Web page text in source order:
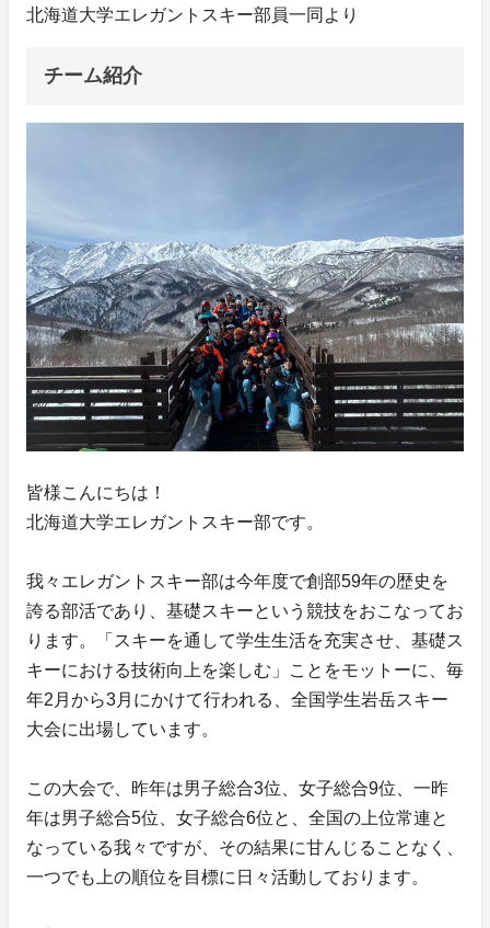
北海道大学エレガントスキー部員一同より
チーム紹介
皆様こんにちは！
北海道大学エレガントスキー部です。
我々エレガントスキー部は今年度で創部59年の歴史を
誇る部活であり、基礎スキーという競技をおこなってお
ります。「スキーを通して学生生活を充実させ、基礎ス
キーにおける技術向上を楽しむ」ことをモットーに、毎
年2月から3月にかけて行われる、全国学生岩岳スキー
大会に出場しています。
この大会で、昨年は男子総合3位、女子総合9位、一昨
年は男子総合5位、女子総合6位と、全国の上位常連と
なっている我々ですが、その結果に甘んじることなく、
一つでも上の順位を目標に日々活動しております。